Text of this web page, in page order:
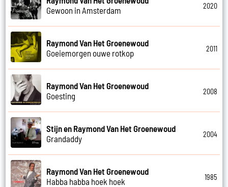
Gewoon in Amsterdam
2020
Raymond Van Het Groenewoud
Goeiemorgen ouwe rotkop
2011
Raymond Van Het Groenewoud
Goesting
2008
Stijn en Raymond Van Het Groenewoud
Grandaddy
2004
Raymond Van Het Groenewoud
Habba habba hoek hoek
1985